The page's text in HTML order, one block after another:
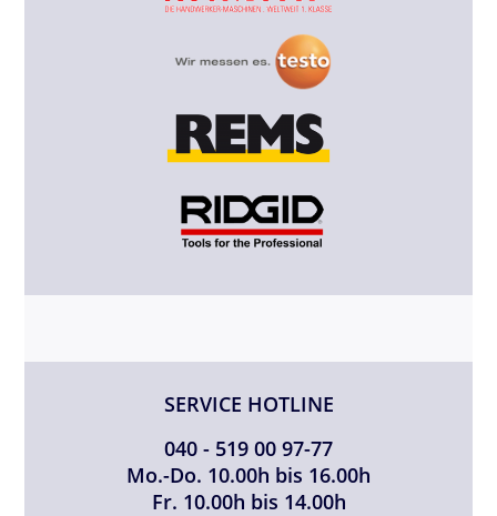
SERVICE HOTLINE
040 - 519 00 97-77
Mo.-Do. 10.00h bis 16.00h
Fr. 10.00h bis 14.00h